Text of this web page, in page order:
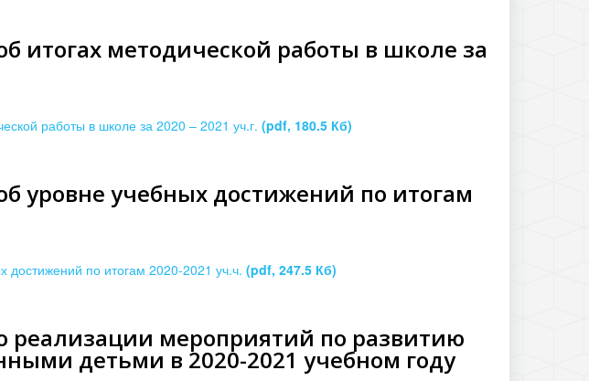
итогах методической работы в школе за
работы в школе за 2020 – 2021 уч.г. (pdf, 180.5 Кб)
уровне учебных достижений по итогам
достижений по итогам 2020-2021 уч.ч. (pdf, 247.5 Кб)
реализации мероприятий по развитию
детьми в 2020-2021 учебном году